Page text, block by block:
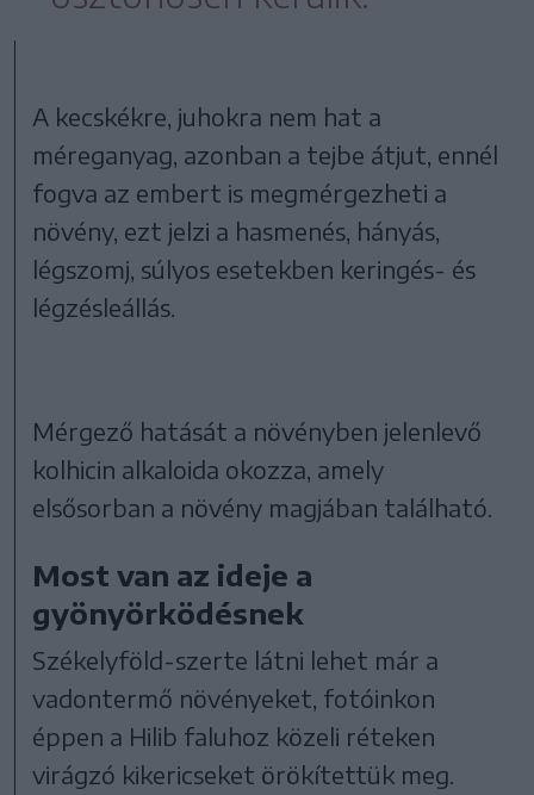
A kecskékre, juhokra nem hat a
méreganyag, azonban a tejbe átjut, ennél
fogva az embert is megmérgezheti a
növény, ezt jelzi a hasmenés, hányás,
légszomj, súlyos esetekben keringés- és
légzésleállás.
Mérgező hatását a növényben jelenlevő
kolhicin alkaloida okozza, amely
elsősorban a növény magjában található.
Most van az ideje a
gyönyörködésnek
Székelyföld-szerte látni lehet már a
vadontermő növényeket, fotóinkon
éppen a Hilib faluhoz közeli réteken
virágzó kikericseket örökítettük meg.